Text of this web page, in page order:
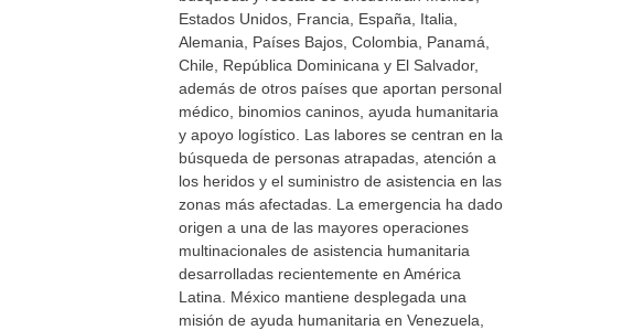
Estados Unidos, Francia, España, Italia,
Alemania, Países Bajos, Colombia, Panamá,
Chile, República Dominicana y El Salvador,
además de otros países que aportan personal
médico, binomios caninos, ayuda humanitaria
y apoyo logístico. Las labores se centran en la
búsqueda de personas atrapadas, atención a
los heridos y el suministro de asistencia en las
zonas más afectadas. La emergencia ha dado
origen a una de las mayores operaciones
multinacionales de asistencia humanitaria
desarrolladas recientemente en América
Latina. México mantiene desplegada una
misión de ayuda humanitaria en Venezuela,